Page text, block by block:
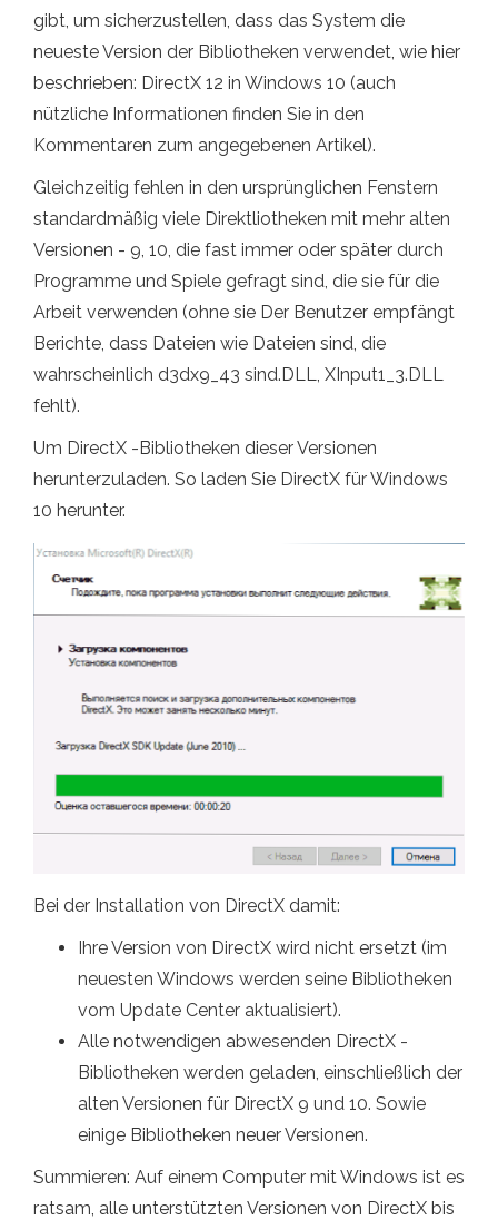
gibt, um sicherzustellen, dass das System die
neueste Version der Bibliotheken verwendet, wie hier
beschrieben: DirectX 12 in Windows 10 (auch
nützliche Informationen finden Sie in den
Kommentaren zum angegebenen Artikel).
Gleichzeitig fehlen in den ursprünglichen Fenstern
standardmäßig viele Direktliotheken mit mehr alten
Versionen - 9, 10, die fast immer oder später durch
Programme und Spiele gefragt sind, die sie für die
Arbeit verwenden (ohne sie Der Benutzer empfängt
Berichte, dass Dateien wie Dateien sind, die
wahrscheinlich d3dx9_43 sind.DLL, XInput1_3.DLL
fehlt).
Um DirectX -Bibliotheken dieser Versionen
herunterzuladen. So laden Sie DirectX für Windows
10 herunter.
Bei der Installation von DirectX damit:
Ihre Version von DirectX wird nicht ersetzt (im
neuesten Windows werden seine Bibliotheken
vom Update Center aktualisiert).
Alle notwendigen abwesenden DirectX -
Bibliotheken werden geladen, einschließlich der
alten Versionen für DirectX 9 und 10. Sowie
einige Bibliotheken neuer Versionen.
Summieren: Auf einem Computer mit Windows ist es
ratsam, alle unterstützten Versionen von DirectX bis